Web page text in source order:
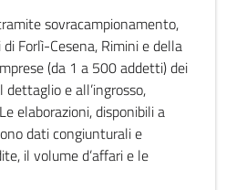
sovracampionamento,
Forlì-Cesena, Rimini e della
(da 1 a 500 addetti) dei
dettaglio e all’ingrosso,
elaborazioni, disponibili a
dati congiunturali e
il volume d’affari e le